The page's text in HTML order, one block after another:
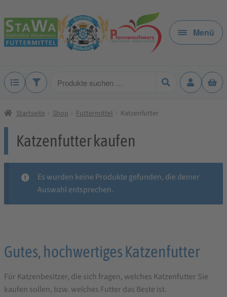
Zur
Navigation
springen
Zum
Inhalt
springen
Menü
Produkte
Startseite Shop Futtermittel Katzenfutter
Katzenfutter kaufen
Es wurden keine Produkte gefunden, die deiner
Auswahl entsprechen.
Katzenfutter
bestellen
Gutes, hochwertiges Katzenfutter
Für Katzenbesitzer, die sich fragen, welches Katzenfutter Sie
kaufen sollen, bzw. welches Futter das Beste ist.